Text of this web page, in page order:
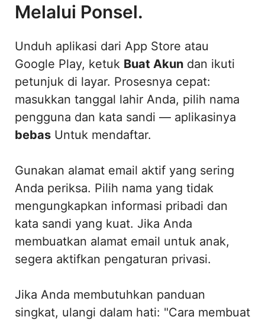
Melalui Ponsel.
Unduh aplikasi dari App Store atau
Google Play, ketuk Buat Akun dan ikuti
petunjuk di layar. Prosesnya cepat:
masukkan tanggal lahir Anda, pilih nama
pengguna dan kata sandi — aplikasinya
bebas Untuk mendaftar.
Gunakan alamat email aktif yang sering
Anda periksa. Pilih nama yang tidak
mengungkapkan informasi pribadi dan
kata sandi yang kuat. Jika Anda
membuatkan alamat email untuk anak,
segera aktifkan pengaturan privasi.
Jika Anda membutuhkan panduan
singkat, ulangi dalam hati: "Cara membuat